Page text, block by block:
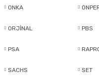
ONKA
ORJİNAL PBS
PSA
SACHS SET